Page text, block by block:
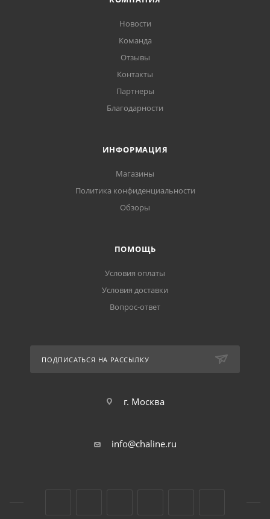
Новости
Команда
Отзывы
Контакты
Партнеры
Благодарности
ИНФОРМАЦИЯ
Магазины
Политика конфиденциальности
Обзоры
ПОМОЩЬ
Условия оплаты
Условия доставки
Вопрос-ответ
ПОДПИСАТЬСЯ НА РАССЫЛКУ
г. Москва
info@chaline.ru